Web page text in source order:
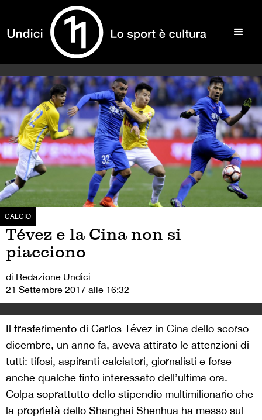
CALCIO
Tévez e la Cina non si
piacciono
di Redazione Undici
21 Settembre 2017 alle 16:32
Il trasferimento di Carlos Tévez in Cina dello scorso
dicembre, un anno fa, aveva attirato le attenzioni di
tutti: tifosi, aspiranti calciatori, giornalisti e forse
anche qualche finto interessato dell’ultima ora.
Colpa soprattutto dello stipendio multimilionario che
la proprietà dello Shanghai Shenhua ha messo sul